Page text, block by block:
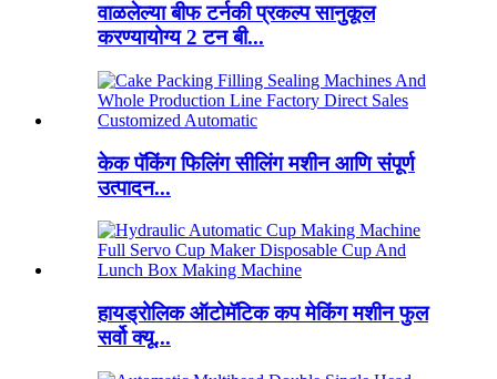
वाळलेल्या बीफ टर्नकी प्रकल्प सानुकूल
करण्यायोग्य 2 टन बी...
केक पॅकिंग फिलिंग सीलिंग मशीन आणि संपूर्ण
उत्पादन...
हायड्रोलिक ऑटोमॅटिक कप मेकिंग मशीन फुल
सर्वो क्यू...